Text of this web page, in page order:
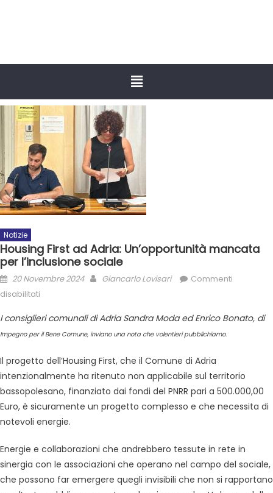
Notizie
Housing First ad Adria: Un’opportunità mancata
per l’inclusione sociale
20 Novembre 2024 Giancarlo Lovisari
Commenti
disabilitati
I consiglieri comunali di Adria Sandra Moda ed Enrico Bonato, di
Impegno per il Bene Comune, inviano una nota che volentieri pubblichiamo.
Il progetto dell’Housing First, che il Comune di Adria
intenzionalmente ha ritenuto non applicabile sul territorio
bassopolesano, finanziato dai fondi del PNRR pari a 500.000,00
Euro, è sicuramente un progetto complesso e che necessita di
notevoli energie.
Energie e collaborazioni che andrebbero tessute in rete in
sinergia con le associazioni che operano nel campo del sociale,
che possono far emergere quegli invisibili che non si rapportano